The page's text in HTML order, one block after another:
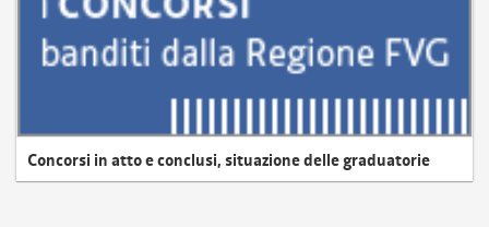
Concorsi in atto e conclusi, situazione delle graduatorie